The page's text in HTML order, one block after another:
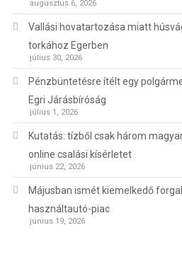
augusztus 6, 2026
Vallási hovatartozása miatt
torkához Egerben
július 30, 2026
Pénzbüntetésre ítélt egy
Egri Járásbíróság
július 1, 2026
Kutatás: tízből csak három
online csalási kísérletet
június 22, 2026
Májusban ismét kiemelkedő
használtautó-piac
június 19, 2026